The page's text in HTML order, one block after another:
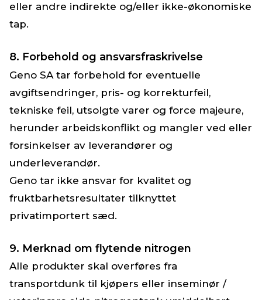
eller andre indirekte og/eller ikke-økonomiske
tap.
8. Forbehold og ansvarsfraskrivelse
Geno SA tar forbehold for eventuelle
avgiftsendringer, pris- og korrekturfeil,
tekniske feil, utsolgte varer og force majeure,
herunder arbeidskonflikt og mangler ved eller
forsinkelser av leverandører og
underleverandør.
Geno tar ikke ansvar for kvalitet og
fruktbarhetsresultater tilknyttet
privatimportert sæd.
9. Merknad om flytende nitrogen
Alle produkter skal overføres fra
transportdunk til kjøpers eller inseminør /